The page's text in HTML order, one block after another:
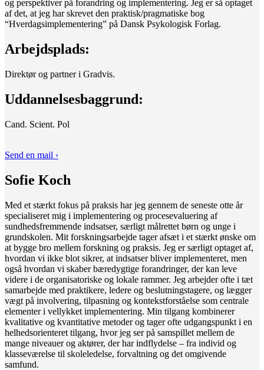
og perspektiver på forandring og implementering. Jeg er så optaget
af det, at jeg har skrevet den praktisk/pragmatiske bog
“Hverdagsimplementering” på Dansk Psykologisk Forlag.
Arbejdsplads:
Direktør og partner i Gradvis.
Uddannelsesbaggrund:
Cand. Scient. Pol
Send en mail ›
Sofie Koch
Med et stærkt fokus på praksis har jeg gennem de seneste otte år
specialiseret mig i implementering og procesevaluering af
sundhedsfremmende indsatser, særligt målrettet børn og unge i
grundskolen. Mit forskningsarbejde tager afsæt i et stærkt ønske om
at bygge bro mellem forskning og praksis. Jeg er særligt optaget af,
hvordan vi ikke blot sikrer, at indsatser bliver implementeret, men
også hvordan vi skaber bæredygtige forandringer, der kan leve
videre i de organisatoriske og lokale rammer. Jeg arbejder ofte i tæt
samarbejde med praktikere, ledere og beslutningstagere, og lægger
vægt på involvering, tilpasning og kontekstforståelse som centrale
elementer i vellykket implementering. Min tilgang kombinerer
kvalitative og kvantitative metoder og tager ofte udgangspunkt i en
helhedsorienteret tilgang, hvor jeg ser på samspillet mellem de
mange niveauer og aktører, der har indflydelse – fra individ og
klasseværelse til skoleledelse, forvaltning og det omgivende
samfund.